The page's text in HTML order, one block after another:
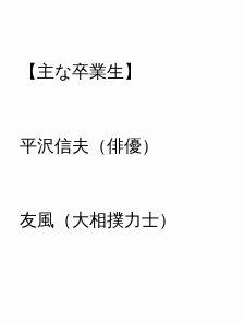
【主な卒業生】
平沢信夫（俳優）
友風（大相撲力士）